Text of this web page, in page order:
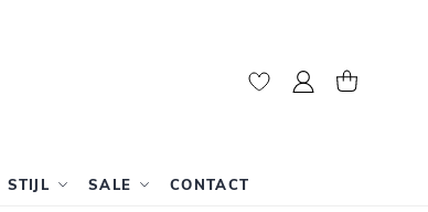
Mijn account
STIJL SALE CONTACT